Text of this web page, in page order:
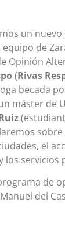
un
de
Opinión
(Rivas
becada
máster de
sobre
el
los servicios
de
del